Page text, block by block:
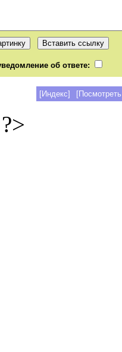
об ответе:
[Индекс]